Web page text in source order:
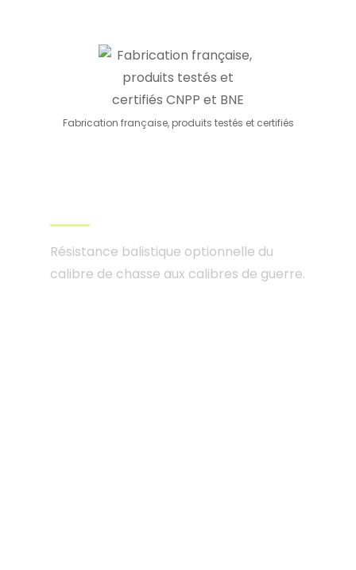
Fabrication française, produits testés et certifiés
Résistance balistique optionnelle du
calibre de chasse aux calibres de guerre.